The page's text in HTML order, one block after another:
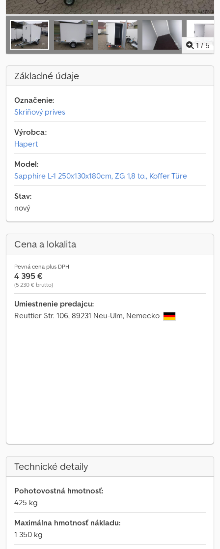
1 / 5
Základné údaje
Označenie:
Skriňový príves
Výrobca:
Hapert
Model:
Sapphire L-1 250x130x180cm, ZG 1,8 to., Koffer Türe
Stav:
nový
Cena a lokalita
Pevná cena plus DPH
4 395 €
(5 230 € brutto)
Umiestnenie predajcu:
Reuttier Str. 106, 89231 Neu-Ulm, Nemecko
Technické detaily
Pohotovostná hmotnosť:
425 kg
Maximálna hmotnosť nákladu:
1 350 kg